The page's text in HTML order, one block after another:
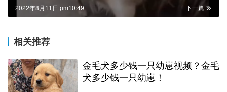
下一篇
2022年8月11日 pm10:49
相关推荐
金毛犬多少钱一只幼崽视频？金毛
犬多少钱一只幼崽！